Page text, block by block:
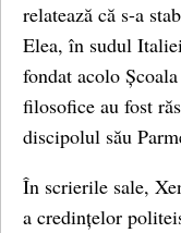
relatează că s-a
Elea, în sudul
fondat acolo
filosofice au fost
discipolul său
În scrierile sale,
a credințelor